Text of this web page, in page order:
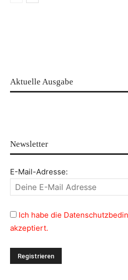
Aktuelle Ausgabe
Newsletter
E-Mail-Adresse:
Ich habe die
akzeptiert.